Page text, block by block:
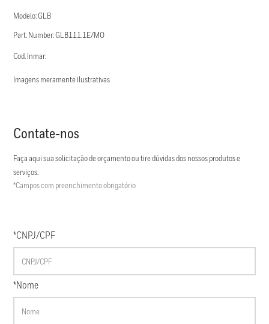
Modelo: GLB
Part. Number: GLB111.1E/MO
Cod. Inmar:
Imagens meramente ilustrativas
Contate-nos
Faça aqui sua solicitação de orçamento ou tire dúvidas dos nossos produtos e
serviços.
*Campos com preenchimento obrigatório
*CNPJ/CPF
*Nome